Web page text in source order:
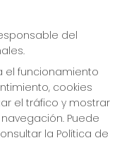
- RECEPTOR
del
el funcionamiento
cookies
el tráfico y mostrar
Puede
la Política de